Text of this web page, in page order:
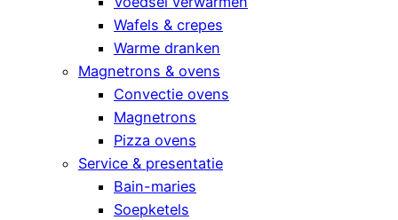
Wafels & crepes
Warme dranken
Magnetrons & ovens
Convectie ovens
Magnetrons
Pizza ovens
Service & presentatie
Bain-maries
Soepketels